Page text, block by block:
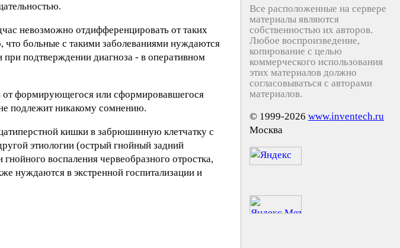
невозможно отдифференцировать от таких
что больные с такими заболеваниями нуждаются
подтверждении диагноза - в оперативном
формирующегося или сформировавшегося
подлежит никакому сомнению.
кишки в забрюшинную клетчатку с
этиологии (острый гнойный задний
воспаления червеобразного отростка,
нуждаются в экстренной госпитализации и
Все расположенные на сервере
материалы являются
собственностью их авторов.
Любое воспроизведение,
копирование с целью
коммерческого использования
этих материалов должно
согласовываться с авторами
материалов.
© 1999-2026 www.inventech.ru
Москва